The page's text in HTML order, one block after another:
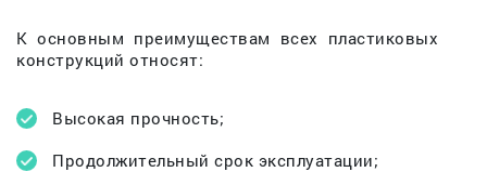
К основным преимуществам всех пластиковых
конструкций относят:
Высокая прочность;
Продолжительный срок эксплуатации;